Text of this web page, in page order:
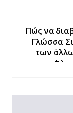
Πώς να
Γλώσσα
των